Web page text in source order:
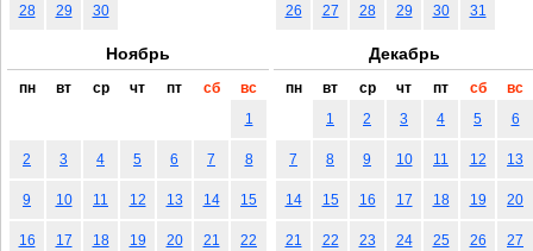
28 29 30 26 27 28 29 30 31
Ноябрь
пн вт ср чт пт сб
вс
1
2 3 4 5 6 7 8
9 10 11 12 13 14 15
16 17 18 19 20 21 22
Декабрь
пн вт ср чт пт сб
вс
1
2 3 4 5 6
7 8 9 10 11 12 13
14 15 16 17 18 19 20
21 22 23 24 25 26 27